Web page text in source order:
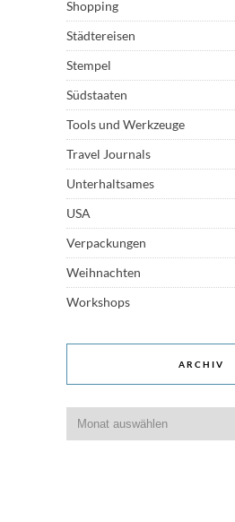
Shopping
Städtereisen
Stempel
Südstaaten
Tools und Werkzeuge
Travel Journals
Unterhaltsames
USA
Verpackungen
Weihnachten
Workshops
ARCHIV